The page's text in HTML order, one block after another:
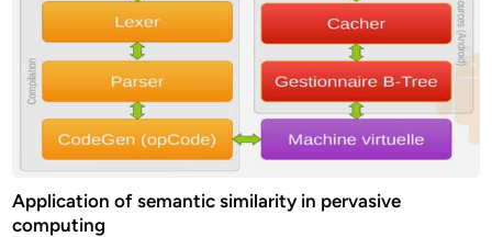
Application of semantic similarity in pervasive
computing